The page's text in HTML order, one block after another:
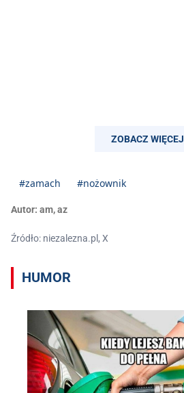
ZOBACZ WIĘCEJ
#zamach #nożownik
Autor: am,az
Źródło: niezalezna.pl, X
HUMOR